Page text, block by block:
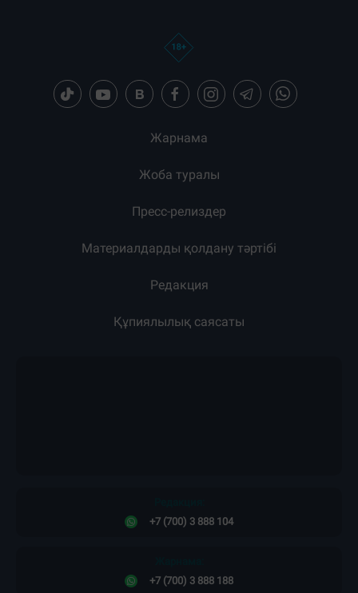
Редакция:
Жарнама: